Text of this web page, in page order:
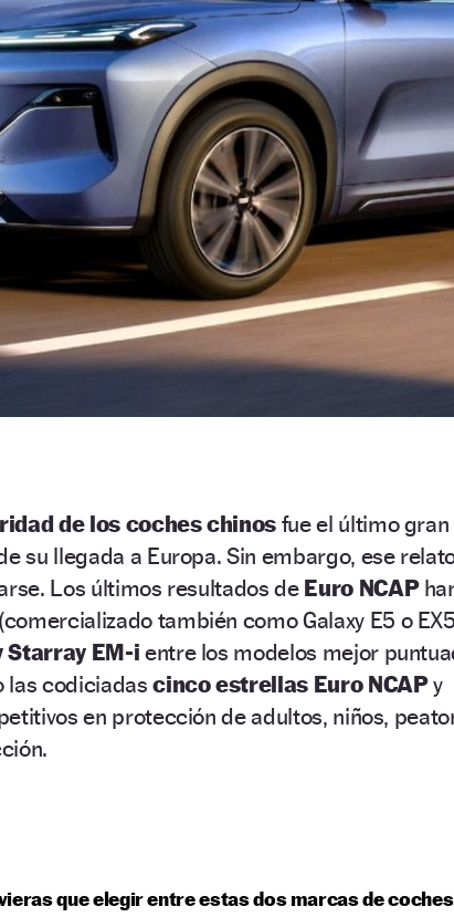
de los coches chinos fue el último gran
su llegada a Europa. Sin embargo, ese
Los últimos resultados deEuro NCAP
también como Galaxy E5 o
Starray EM-i entre los modelos mejor
las codiciadascinco estrellas Euro NCAPy
en protección de adultos, niños,
que elegir entre estas dos marcas de coches